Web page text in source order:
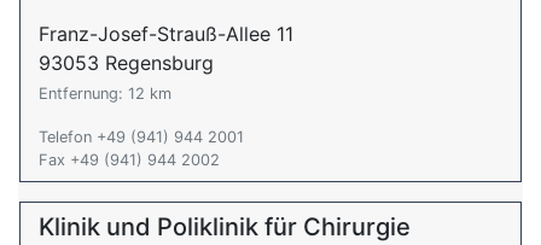
Franz-Josef-Strauß-Allee 11
93053 Regensburg
Entfernung: 12 km
Telefon +49 (941) 944 2001
Fax +49 (941) 944 2002
Klinik und Poliklinik für Chirurgie